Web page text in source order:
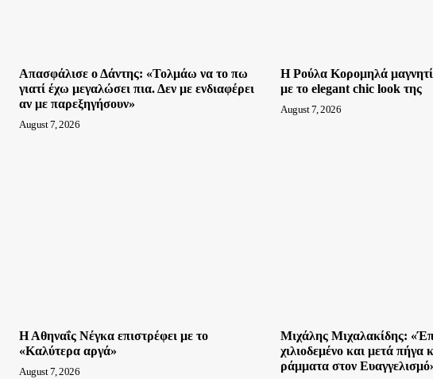
Απασφάλισε ο Δάντης: «Τολμάω να το πω
γιατί έχω μεγαλώσει πια. Δεν με ενδιαφέρει
αν με παρεξηγήσουν»
August 7, 2026
Η Ρούλα Κορομηλά
με το elegant chic look της
August 7, 2026
Η Αθηναΐς Νέγκα επιστρέφει με το
«Καλύτερα αργά»
August 7, 2026
Μιχάλης Μιχαλακίδης:
χιλιοδεμένο και μετά πήγα
ράμματα στον